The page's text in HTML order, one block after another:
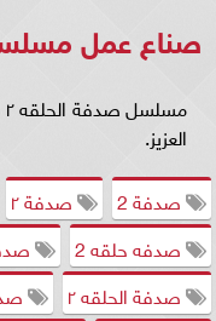
صناع عمل
العزيز.
صدفة 2
صدفة ٢
صدفه حلقه 2
صدفة الحلقه ٢